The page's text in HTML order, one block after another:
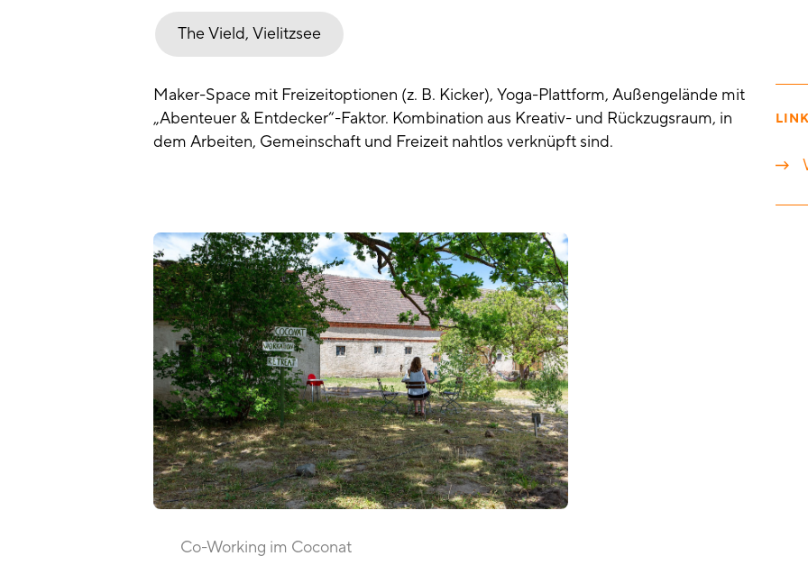
The Vield, Vielitzsee
Maker-Space mit Freizeitoptionen (z. B. Kicker), Yoga-Plattform, Außengelände mit
„Abenteuer & Entdecker“-Faktor. Kombination aus Kreativ- und Rückzugsraum, in
dem Arbeiten, Gemeinschaft und Freizeit nahtlos verknüpft sind.
Co-Working im Coconat